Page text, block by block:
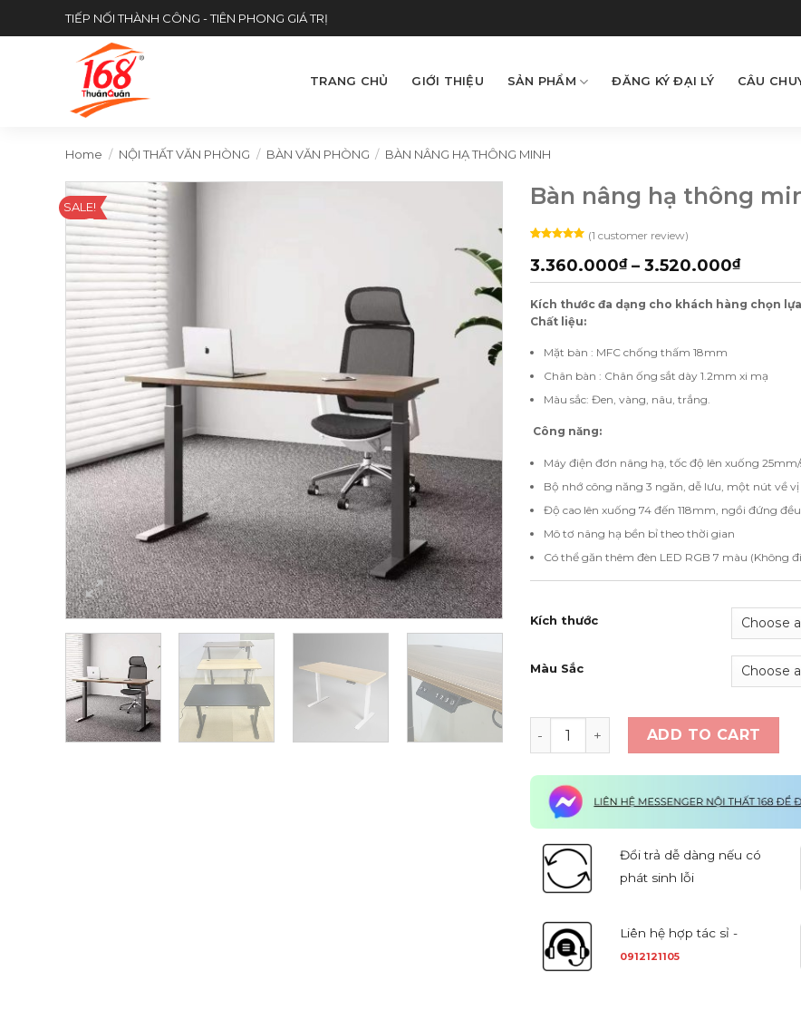
to
TIẾP NỐI THÀNH CÔNG - TIÊN PHONG GIÁ TRỊ
TRANG CHỦ GIỚI THIỆU SẢN PHẨM ĐĂNG KÝ ĐẠI LÝ CÂU
Home / NỘI THẤT VĂN PHÒNG / BÀN VĂN PHÒNG / BÀN NÂNG HẠ THÔNG MINH
SALE! Bàn nâng hạ thông
out of 5
based on
customer
(1 customer review)
3.360.000₫– 3.520.000₫
Kích thước đa dạng cho khách hàng chọn
Chất liệu:
Mặt bàn : MFC chống thấm 18mm
Chân bàn : Chân ống sắt dày 1.2mm xi mạ
Màu sắc: Đen, vàng, nâu, trắng.
Công năng:
Máy điện đơn nâng hạ, tốc độ lên xuống
Bộ nhớ công năng 3 ngăn, dễ lưu, một nút về
Độ cao lên xuống 74 đến 118mm, ngồi đứng
Mô tơ nâng hạ bền bỉ theo thời gian
Có thể găn thêm đèn LED RGB 7 màu (Không
Kích thước
Màu Sắc
Bàn nâng hạ thông minh Y102 quantity
ADD TO CART
Đổi trả dễ dàng nếu có
phát sinh lỗi
Liên hệ hợp tác sỉ -
0912121105